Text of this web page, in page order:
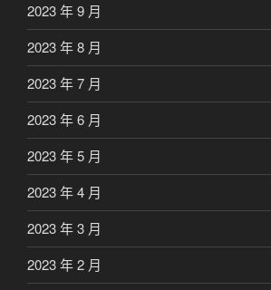
2023 年 9 月
2023 年 8 月
2023 年 7 月
2023 年 6 月
2023 年 5 月
2023 年 4 月
2023 年 3 月
2023 年 2 月